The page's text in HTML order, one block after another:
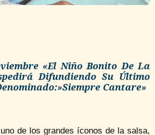
«El Niño Bonito De La
Difundiendo Su Último
Cantare»
de los grandes íconos de la salsa,